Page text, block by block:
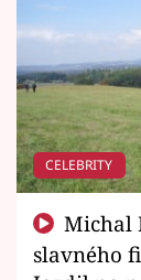
CELEBRITY
slavného